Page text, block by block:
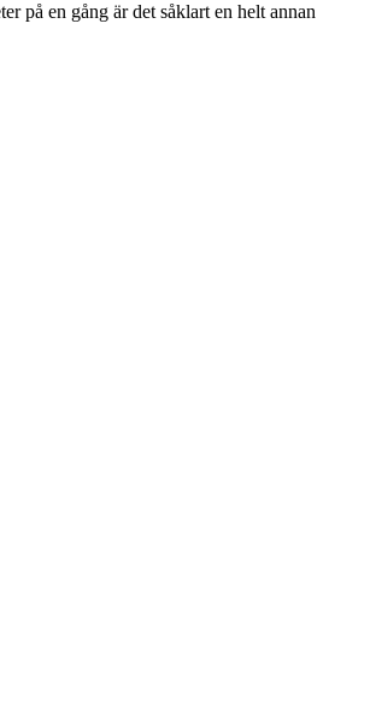
på en gång är det såklart en helt annan